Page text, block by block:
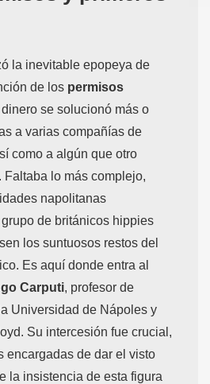
la inevitable epopeya de
de los permisos
se solucionó más o
a varias compañías de
como a algún que otro
Faltaba lo más complejo,
napolitanas
de británicos hippies
los suntuosos restos del
Es aquí donde entra al
Carputi, profesor de
Universidad de Nápoles y
Su intercesión fue crucial,
encargadas de dar el visto
la insistencia de esta figura